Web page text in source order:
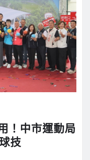
！中市運動局
技